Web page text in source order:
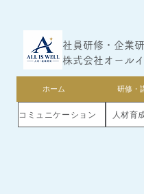
社員研修・企業
株式会社オール
ホーム 研修・
コミュニケーション 人材育